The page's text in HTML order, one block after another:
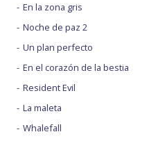
En la zona gris
Noche de paz 2
Un plan perfecto
En el corazón de la bestia
Resident Evil
La maleta
Whalefall